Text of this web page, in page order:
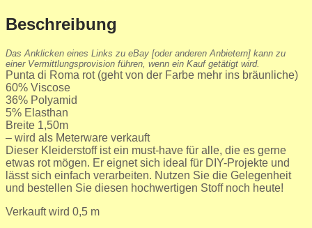
Beschreibung
Das Anklicken eines Links zu eBay [oder anderen Anbietern] kann zu
einer Vermittlungsprovision führen, wenn ein Kauf getätigt wird.
Punta di Roma rot (geht von der Farbe mehr ins bräunliche)
60% Viscose
36% Polyamid
5% Elasthan
Breite 1,50m
– wird als Meterware verkauft
Dieser Kleiderstoff ist ein must-have für alle, die es gerne
etwas rot mögen. Er eignet sich ideal für DIY-Projekte und
lässt sich einfach verarbeiten. Nutzen Sie die Gelegenheit
und bestellen Sie diesen hochwertigen Stoff noch heute!
Verkauft wird 0,5 m